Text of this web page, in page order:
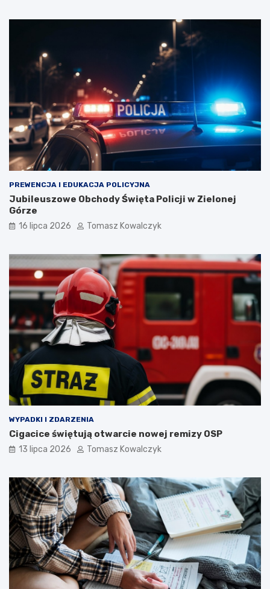
PREWENCJA I EDUKACJA POLICYJNA
Jubileuszowe Obchody Święta Policji w Zielonej
Górze
16 lipca 2026 Tomasz Kowalczyk
WYPADKI I ZDARZENIA
Cigacice świętują otwarcie nowej remizy OSP
13 lipca 2026 Tomasz Kowalczyk